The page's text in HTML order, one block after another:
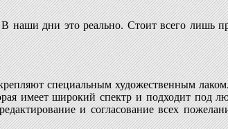
В наши дни это реально. Стоит всего лишь
специальным художественным
имеет широкий спектр и подходит под
и согласование всех